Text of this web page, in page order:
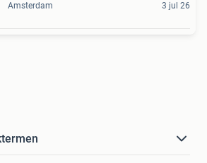
Amsterdam 3 jul 26